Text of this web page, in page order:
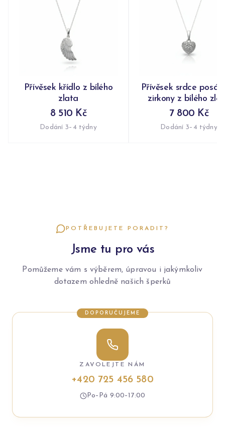
Přívěsek křídlo z bílého
zlata
8 510 Kč
Dodání 3–4 týdny
Přívěsek srdce
zirkony z bílého
7 800 Kč
Dodání 3–4 týdny
POTŘEBUJETE PORADIT?
Jsme tu pro vás
Pomůžeme vám s výběrem, úpravou i jakýmkoliv
dotazem ohledně našich šperků
DOPORUČUJEME
ZAVOLEJTE NÁM
+420 725 456 580
Po–Pá 9:00–17:00